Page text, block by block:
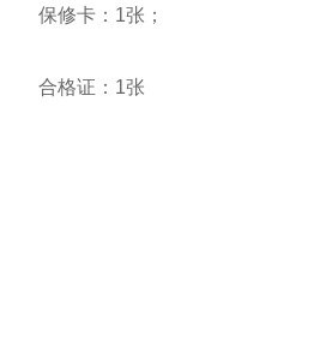
保修卡：1张；
合格证：1张